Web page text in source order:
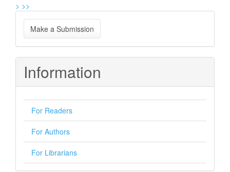
> >>
Make
a
Submission
Make a Submission
Information
For Readers
For Authors
For Librarians